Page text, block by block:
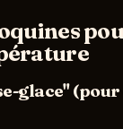
glace"